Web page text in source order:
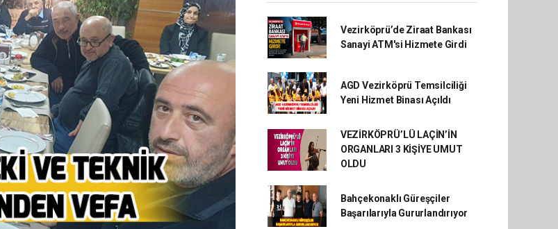
Vezirköprü’de Ziraat Bankası
Sanayi ATM'si Hizmete Girdi
AGD Vezirköprü Temsilciliği
Yeni Hizmet Binası Açıldı
VEZİRKÖPRÜ’LÜ LAÇİN’İN
ORGANLARI 3 KİŞİYE UMUT
OLDU
Bahçekonaklı Güreşçiler
Başarılarıyla Gururlandırıyor